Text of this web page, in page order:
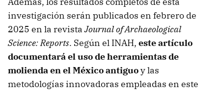
investigación serán publicados en febrero de
2025 en la revistaJournal of Archaeological
Science: Reports. Según el INAH, este artículo
documentará el uso de herramientas de
molienda en el México antiguoy las
metodologías innovadoras empleadas en este